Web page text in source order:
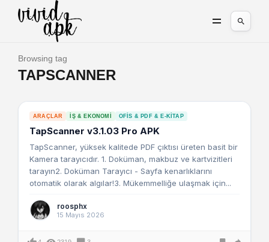
Browsing tag
TAPSCANNER
ARAÇLAR İŞ & EKONOMI OFIS & PDF & E-KITAP
TapScanner v3.1.03 Pro APK
TapScanner, yüksek kalitede PDF çıktısı üreten basit bir
Kamera tarayıcıdır. 1. Doküman, makbuz ve kartvizitleri
tarayın2. Doküman Tarayıcı - Sayfa kenarlıklarını
otomatik olarak algılar!3. Mükemmelliğe ulaşmak için...
roosphx
15 Mayıs 2026